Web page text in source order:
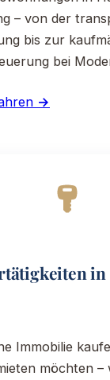
– von der
bis zur
bei
→
in
Immobilie
möchten –